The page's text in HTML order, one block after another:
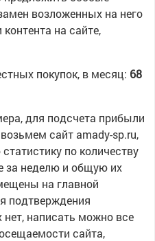
возложенных на него
на сайте,
покупок, в месяц: 68
для подсчета прибыли
сайт amady-sp.ru,
по количеству
за неделю и общую их
на главной
подтверждения
написать можно все
сайта,